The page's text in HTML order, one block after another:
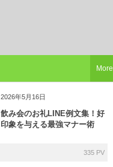
2026年5月16日
飲み会のお礼LINE例文集！好
印象を与える最強マナー術
335 PV
More